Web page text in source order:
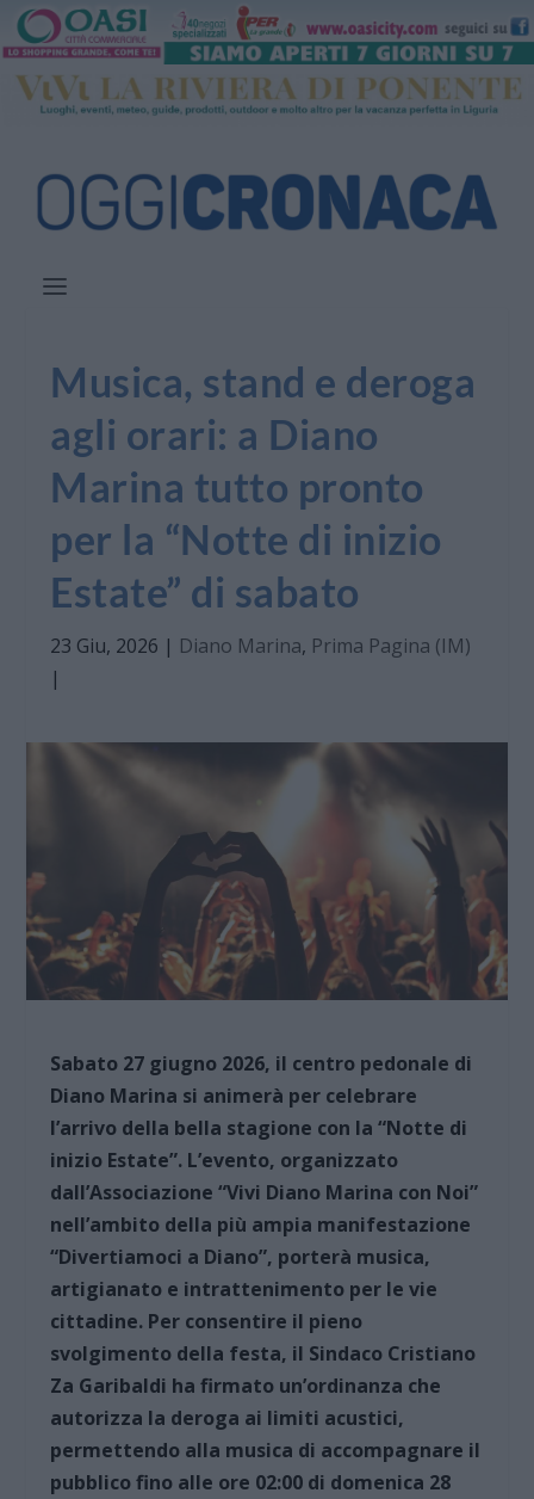
Musica, stand e deroga
agli orari: a Diano
Marina tutto pronto
per la “Notte di inizio
Estate” di sabato
23 Giu, 2026 | Diano Marina, Prima Pagina (IM)
|
Sabato 27 giugno 2026, il centro pedonale di
Diano Marina si animerà per celebrare
l’arrivo della bella stagione con la “Notte di
inizio Estate”. L’evento, organizzato
dall’Associazione “Vivi Diano Marina con Noi”
nell’ambito della più ampia manifestazione
“Divertiamoci a Diano”, porterà musica,
artigianato e intrattenimento per le vie
cittadine. Per consentire il pieno
svolgimento della festa, il Sindaco Cristiano
Za Garibaldi ha firmato un’ordinanza che
autorizza la deroga ai limiti acustici,
permettendo alla musica di accompagnare il
pubblico fino alle ore 02:00 di domenica 28